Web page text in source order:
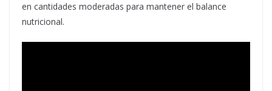
en cantidades moderadas para mantener el balance
nutricional.